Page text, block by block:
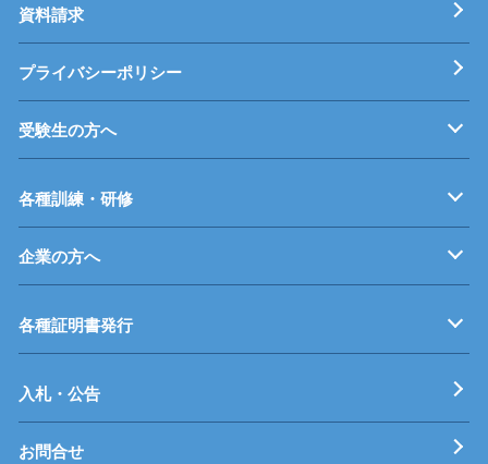
資料請求
プライバシーポリシー
受験生の方へ
募集要項
オープンキャンパス
受験料等
高校連携案内
各種訓練・研修
企業従業員の方へ
再就職を考えている方へ
障がいのある方へ
企業の方へ
事業主推薦について
インターンシップについて
学生の求人について
各種証明書発行
工科短期大学校
技術専門校
ガス溶接技能講習
各種特別教育
入札・公告
お問合せ